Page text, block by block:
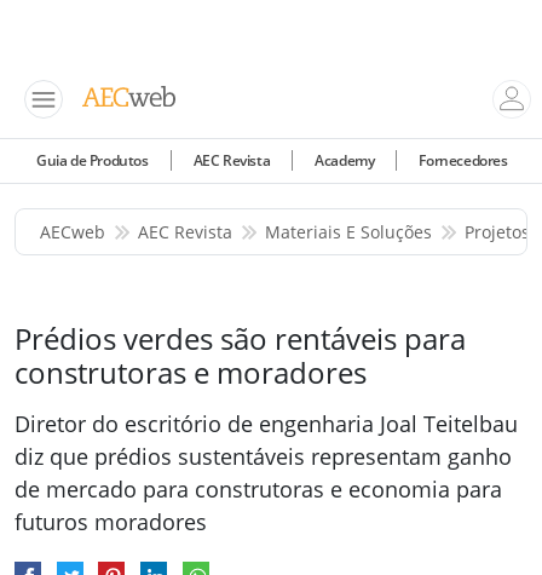
Guia de Produtos AEC Revista Academy Fornecedores
AECweb AEC Revista Materiais E Soluções Projetos
Prédios verdes são rentáveis para
construtoras e moradores
Diretor do escritório de engenharia Joal Teitelbau
diz que prédios sustentáveis representam ganho
de mercado para construtoras e economia para
futuros moradores